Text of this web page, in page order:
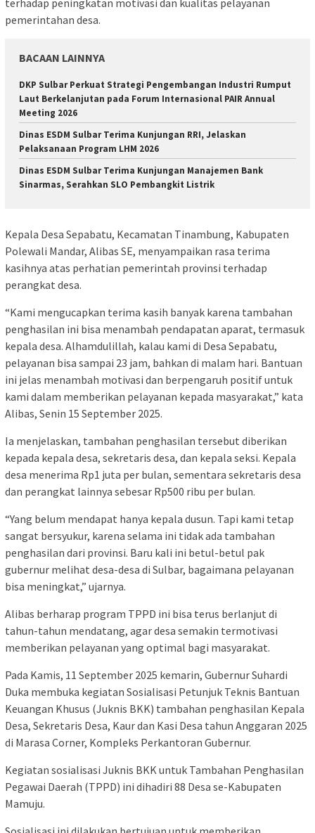
pemerintahan desa.
BACAAN LAINNYA
DKP Sulbar Perkuat Strategi Pengembangan Industri Rumput
Laut Berkelanjutan pada Forum Internasional PAIR Annual
Meeting 2026
Dinas ESDM Sulbar Terima Kunjungan RRI, Jelaskan
Pelaksanaan Program LHM 2026
Dinas ESDM Sulbar Terima Kunjungan Manajemen Bank
Sinarmas, Serahkan SLO Pembangkit Listrik
Kepala Desa Sepabatu, Kecamatan Tinambung, Kabupaten
Polewali Mandar, Alibas SE, menyampaikan rasa terima
kasihnya atas perhatian pemerintah provinsi terhadap
perangkat desa.
“Kami mengucapkan terima kasih banyak karena tambahan
penghasilan ini bisa menambah pendapatan aparat, termasuk
kepala desa. Alhamdulillah, kalau kami di Desa Sepabatu,
pelayanan bisa sampai 23 jam, bahkan di malam hari. Bantuan
ini jelas menambah motivasi dan berpengaruh positif untuk
kami dalam memberikan pelayanan kepada masyarakat,” kata
Alibas, Senin 15 September 2025.
Ia menjelaskan, tambahan penghasilan tersebut diberikan
kepada kepala desa, sekretaris desa, dan kepala seksi. Kepala
desa menerima Rp1 juta per bulan, sementara sekretaris desa
dan perangkat lainnya sebesar Rp500 ribu per bulan.
“Yang belum mendapat hanya kepala dusun. Tapi kami tetap
sangat bersyukur, karena selama ini tidak ada tambahan
penghasilan dari provinsi. Baru kali ini betul-betul pak
gubernur melihat desa-desa di Sulbar, bagaimana pelayanan
bisa meningkat,” ujarnya.
Alibas berharap program TPPD ini bisa terus berlanjut di
tahun-tahun mendatang, agar desa semakin termotivasi
memberikan pelayanan yang optimal bagi masyarakat.
Pada Kamis, 11 September 2025 kemarin, Gubernur Suhardi
Duka membuka kegiatan Sosialisasi Petunjuk Teknis Bantuan
Keuangan Khusus (Juknis BKK) tambahan penghasilan Kepala
Desa, Sekretaris Desa, Kaur dan Kasi Desa tahun Anggaran 2025
di Marasa Corner, Kompleks Perkantoran Gubernur.
Kegiatan sosialisasi Juknis BKK untuk Tambahan Penghasilan
Pegawai Daerah (TPPD) ini dihadiri 88 Desa se-Kabupaten
Mamuju.